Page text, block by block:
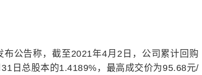
公告称，截至2021年4月2日，公司累计回购
日总股本的1.4189%，最高成交价为95.68元/